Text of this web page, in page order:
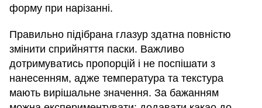
форму при нарізанні.
Правильно підібрана глазур здатна повністю
змінити сприйняття паски. Важливо
дотримуватись пропорцій і не поспішати з
нанесенням, адже температура та текстура
мають вирішальне значення. За бажанням